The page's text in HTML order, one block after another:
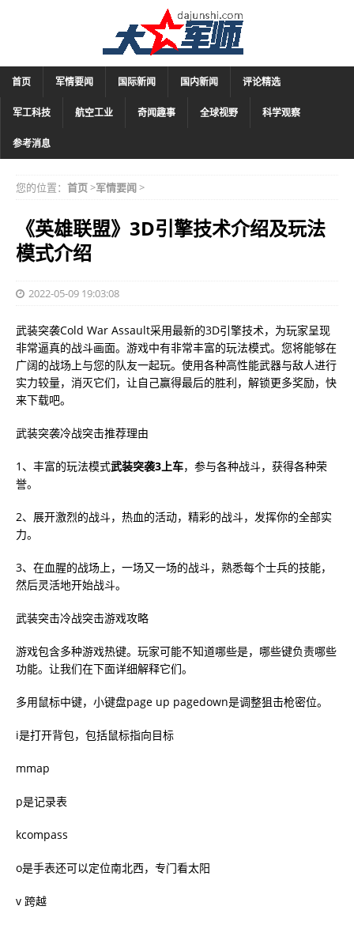
首页 军情要闻 国际新闻 国内新闻 评论精选
军工科技 航空工业 奇闻趣事 全球视野 科学观察
参考消息
您的位置： 首页>军情要闻>
《英雄联盟》3D引擎技术介绍及玩法
模式介绍
2022-05-09 19:03:08
武装突袭Cold War Assault采用最新的3D引擎技术，为玩家呈现
非常逼真的战斗画面。游戏中有非常丰富的玩法模式。您将能够在
广阔的战场上与您的队友一起玩。使用各种高性能武器与敌人进行
实力较量，消灭它们，让自己赢得最后的胜利，解锁更多奖励，快
来下载吧。
武装突袭冷战突击推荐理由
1、丰富的玩法模式武装突袭3上车，参与各种战斗，获得各种荣
誉。
2、展开激烈的战斗，热血的活动，精彩的战斗，发挥你的全部实
力。
3、在血腥的战场上，一场又一场的战斗，熟悉每个士兵的技能，
然后灵活地开始战斗。
武装突击冷战突击游戏攻略
游戏包含多种游戏热键。玩家可能不知道哪些是，哪些键负责哪些
功能。让我们在下面详细解释它们。
多用鼠标中键，小键盘page up pagedown是调整狙击枪密位。
i是打开背包，包括鼠标指向目标
mmap
p是记录表
kcompass
o是手表还可以定位南北西，专门看太阳
v 跨越